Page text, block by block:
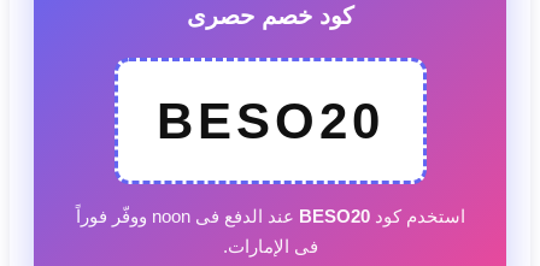
كود خصم حصرى
BESO20
استخدم كودBESO20
عند الدفع فى noon ووفّر فوراً
فى الإمارات.